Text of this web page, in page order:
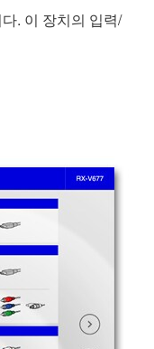
. 이 장치의 입력/